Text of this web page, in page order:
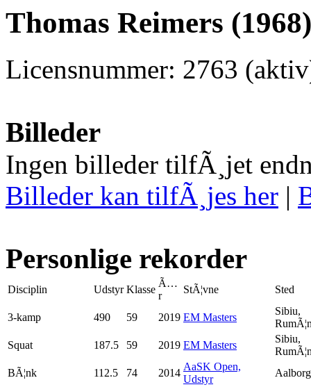
Thomas Reimers
Licensnummer: 2763
Billeder
Ingen billeder tilfÃ¸jet
Billeder kan tilfÃ¸jes her |
Personlige rekorder
Disciplin Udstyr Klasse
Ã…
r
StÃ¦vne Sted
3-kamp 490 59 2019 EM Masters
Sibiu,
Squat
187.5 59 2019 EM Masters
Sibiu,
BÃ¦nk
112.5 74 2014
AaSK Open,
Udstyr
Aalborg